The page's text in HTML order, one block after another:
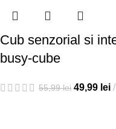
Cub senzorial si
busy-cube
55,99lei 49,99 lei